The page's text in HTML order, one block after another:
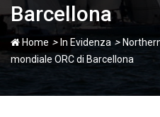
Barcellona
Home > In Evidenza >
mondiale ORC di Barcellona
velaveneta
18